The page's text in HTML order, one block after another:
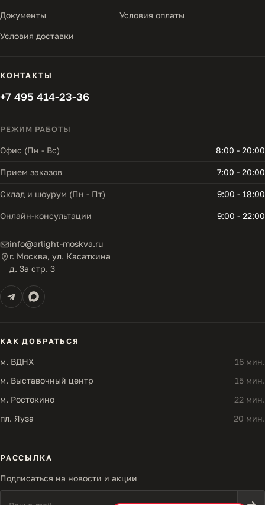
Документы Условия оплаты
Условия доставки
КОНТАКТЫ
+7 495 414-23-36
РЕЖИМ РАБОТЫ
Офис (Пн - Вс) 8:00 - 20:00
Прием заказов 7:00 - 20:00
Склад и шоурум (Пн - Пт) 9:00 - 18:00
Онлайн-консультации 9:00 - 22:00
info@arlight-moskva.ru
г. Москва, ул. Касаткина
д. 3а стр. 3
КАК ДОБРАТЬСЯ
м. ВДНХ
16 мин.
м. Выставочный центр
15 мин.
м. Ростокино
22 мин.
пл. Яуза
20 мин.
РАССЫЛКА
Подписаться на новости и акции